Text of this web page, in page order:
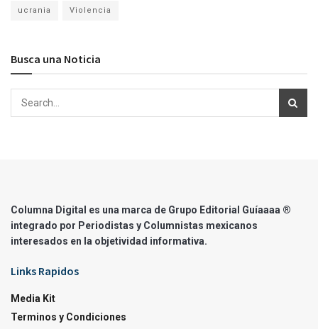
ucrania Violencia
Busca una Noticia
Columna Digital es una marca de Grupo Editorial Guíaaaa ®
integrado por Periodistas y Columnistas mexicanos
interesados en la objetividad informativa.
Links Rapidos
Media Kit
Terminos y Condiciones